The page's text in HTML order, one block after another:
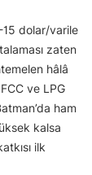
dolar/varile
zaten
hâlâ
ve LPG
ham
kalsa
ilk